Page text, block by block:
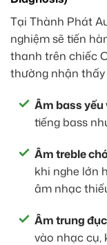
Tại Thành Phát
nghiệm sẽ tiến
thanh trên chiếc
thường nhận
Âm bass yếu
tiếng bass
Âm treble
khi nghe lớn
âm nhạc
Âm trung
vào nhạc cụ,